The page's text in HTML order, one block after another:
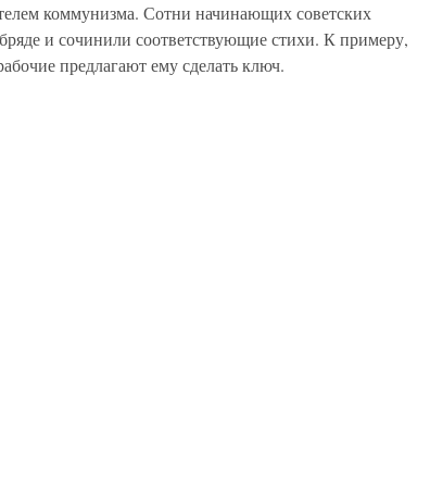
коммунизма. Сотни начинающих советских
и сочинили соответствующие стихи. К примеру,
предлагают ему сделать ключ.